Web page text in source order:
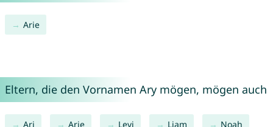
Arie
Eltern, die den Vornamen Ary mögen, mögen auch
Ari Arie Levi Liam Noah